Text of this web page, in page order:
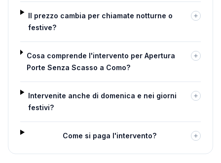
Il prezzo cambia per chiamate notturne o
festive?
Cosa comprende l'intervento per Apertura
Porte Senza Scasso a Como?
Intervenite anche di domenica e nei giorni
festivi?
Come si paga l'intervento?